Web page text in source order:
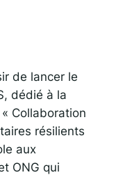
de lancer le
dédié à la
Collaboration
résilients
aux
ONG qui